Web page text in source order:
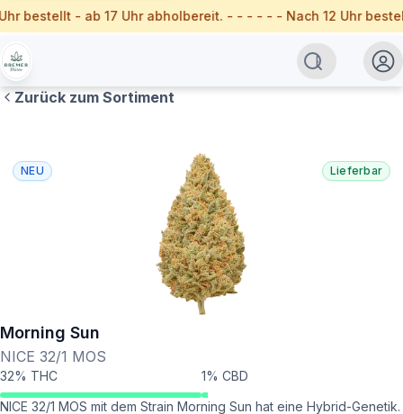
bestellt - ab 17 Uhr abholbereit. - - - - - - Nach 12 Uhr
Zurück zum Sortiment
NEU Lieferbar
Morning Sun
NICE 32/1 MOS
32% THC
1% CBD
NICE 32/1 MOS mit dem Strain Morning Sun hat eine Hybrid-Genetik.